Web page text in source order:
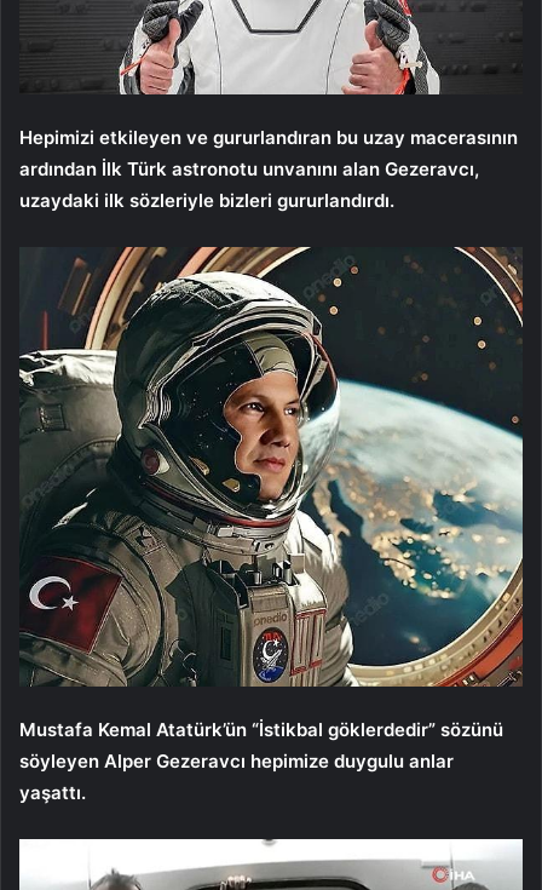
Hepimizi etkileyen ve gururlandıran bu uzay macerasının
ardından İlk Türk astronotu unvanını alan Gezeravcı,
uzaydaki ilk sözleriyle bizleri gururlandırdı.
Mustafa Kemal Atatürk’ün “İstikbal göklerdedir” sözünü
söyleyen Alper Gezeravcı hepimize duygulu anlar
yaşattı.